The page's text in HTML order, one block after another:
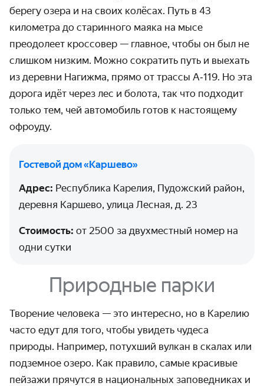
берегу озера и на своих колёсах. Путь в 43
километра до старинного маяка на мысе
преодолеет кроссовер — главное, чтобы он был не
слишком низким. Можно сократить путь и выехать
из деревни Нагижма, прямо от трассы А‑119. Но эта
дорога идёт через лес и болота, так что подходит
только тем, чей автомобиль готов к настоящему
офроуду.
Гостевой дом «‎Каршево»‎
Адрес: Республика Карелия, Пудожский район,
деревня Каршево, улица Лесная, д. 23
Стоимость: от 2500 за двухместный номер на
одни сутки
Природные парки
Творение человека — это интересно, но в Карелию
часто едут для того, чтобы увидеть чудеса
природы. Например, потухший вулкан в скалах или
подземное озеро. Как правило, самые красивые
пейзажи прячутся в националь­ных заповед­никах и